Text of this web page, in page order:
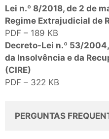
Lei n.º 8/2018, de 2 de
Regime Extrajudicial de
PDF – 189 KB
Decreto-Lei n.º 53/
da Insolvência e da
(CIRE)
PDF – 322 KB
PERGUNTAS